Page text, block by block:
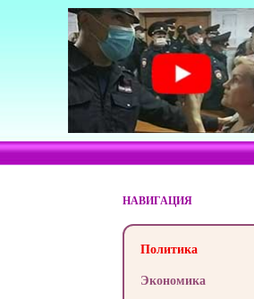
НАВИГАЦИЯ
Политика
Экономика